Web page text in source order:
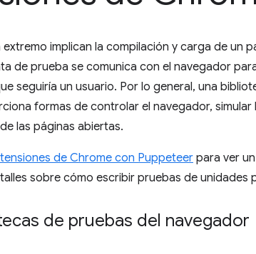
implican la compilación y carga de un
de prueba se comunica con el navegador
seguiría un usuario. Por lo general, una
formas de controlar el navegador, simular
las páginas abiertas.
de Chrome con Puppeteer para ver
sobre cómo escribir pruebas de unidades
de pruebas del navegador